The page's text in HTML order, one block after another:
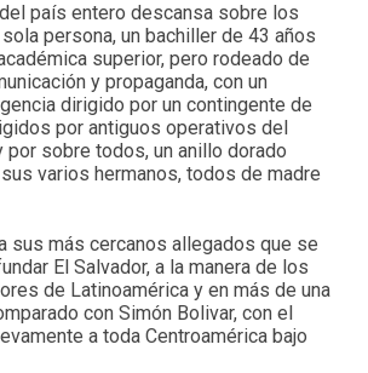
país entero descansa sobre los
persona, un bachiller de 43 años
superior, pero rodeado de
y propaganda, con un
dirigido por un contingente de
por antiguos operativos del
sobre todos, un anillo dorado
varios hermanos, todos de madre
sus más cercanos allegados que se
El Salvador, a la manera de los
de Latinoamérica y en más de una
con Simón Bolivar, con el
a toda Centroamérica bajo